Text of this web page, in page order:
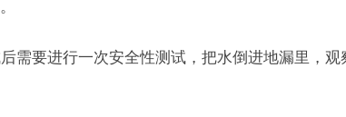
需要进行一次安全性测试，把水倒进地漏里，观